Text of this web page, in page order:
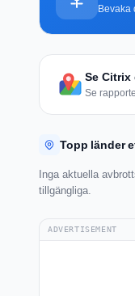
Bevaka
Se
Se
Topp länder
Inga aktuella
tillgängliga.
ADVERTISEMENT